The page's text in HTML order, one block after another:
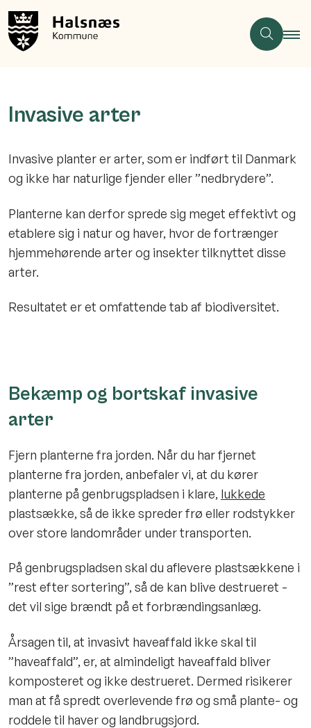
Invasive arter
Invasive planter er arter, som er indført til Danmark
og ikke har naturlige fjender eller ”nedbrydere”.
Planterne kan derfor sprede sig meget effektivt og
etablere sig i natur og haver, hvor de fortrænger
hjemmehørende arter og insekter tilknyttet disse
arter.
Resultatet er et omfattende tab af biodiversitet.
Bekæmp og bortskaf invasive
arter
Fjern planterne fra jorden. Når du har fjernet
planterne fra jorden, anbefaler vi, at du kører
planterne på genbrugspladsen i klare, lukkede
plastsække, så de ikke spreder frø eller rodstykker
over store landområder under transporten.
På genbrugspladsen skal du aflevere plastsækkene i
”rest efter sortering”, så de kan blive destrueret -
det vil sige brændt på et forbrændingsanlæg.
Årsagen til, at invasivt haveaffald ikke skal til
”haveaffald”, er, at almindeligt haveaffald bliver
komposteret og ikke destrueret. Dermed risikerer
man at få spredt overlevende frø og små plante- og
roddele til haver og landbrugsjord.